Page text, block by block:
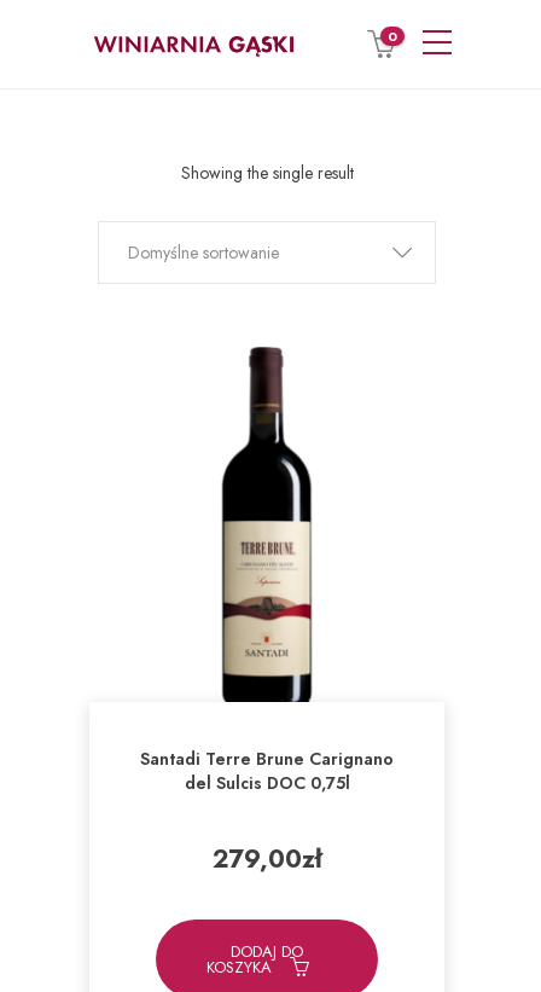
0
Showing the single result
Domyślne sortowanie
Santadi Terre Brune Carignano
del Sulcis DOC 0,75l
279,00zł
DODAJ DO
KOSZYKA